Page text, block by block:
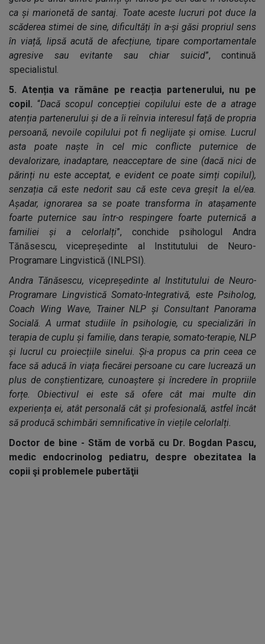
ca și marionetă de santaj. Toate aceste lucruri pot duce la
scăderea stimei de sine, dificultăți în a-și găsi propriul sens
în viață, lipsă acută de afecțiune, tipare comportamentale
agresive sau evitante sau chiar suicid”, continuă
specialistul.
5. Atenția va rămâne pe reacția partenerului, nu pe
copil. “Dacă scopul concepției copilului este de a atrage
atenția partenerului și de a îi reînvia interesul față de propria
persoană, nevoile copilului pot fi neglijate și omise. Lucrul
asta poate naște în cel mic conflicte puternice de
devalorizare, inadaptare, neacceptare de sine (dacă nici de
părinți nu este acceptat, e evident ce poate simți copilul),
senzația că este nedorit sau că este ceva greșit la el/ea.
Așadar, ignorarea sa se poate transforma în atașamente
foarte puternice sau într-o respingere foarte puternică a
familiei și a celorlalți”, conchide psihologul Andra
Tănăsescu, vicepreședinte al Institutului de Neuro-
Programare Lingvistică (INLPSI).
Andra Tănăsescu, vicepreședinte al Institutului de Neuro-
Programare Lingvistică Somato-Integrativă, este Psiholog,
Coach Wing Wave, Trainer NLP și Consultant Panorama
Socială. A urmat studiile în psihologie, cu specializări în
terapia de cuplu și familie, dans terapie, somato-terapie, NLP
și lucrul cu proiecțiile sinelui. Și-a propus ca prin ceea ce
face să aducă în viața fiecărei persoane cu care lucrează un
plus de conștientizare, cunoaștere și încredere în propriile
forțe. Obiectivul ei este să ofere cât mai multe din
experiența ei, atât personală cât și profesională, astfel încât
să producă schimbări semnificative în viețile celorlalți.
Doctor de bine - Stăm de vorbă cu Dr. Bogdan Pascu,
medic endocrinolog pediatru, despre obezitatea la
copii şi problemele pubertăţii